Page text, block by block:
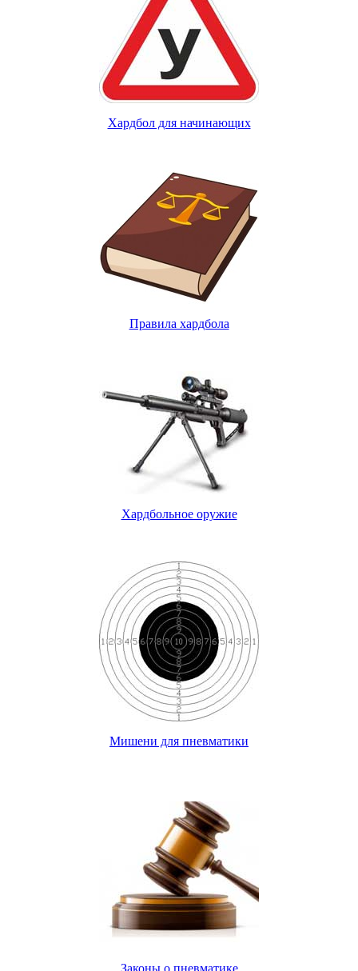
Хардбол для начинающих
Правила хардбола
Хардбольное оружие
Мишени для пневматики
Законы о пневматике